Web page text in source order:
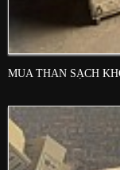
MUA THAN SẠCH